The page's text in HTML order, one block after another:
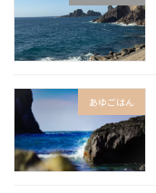
あゆごはん